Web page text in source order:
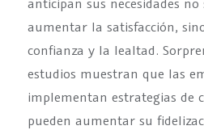
aumentar la satisfacción,
confianza y la lealtad.
estudios muestran que las
implementan estrategias de
pueden aumentar su